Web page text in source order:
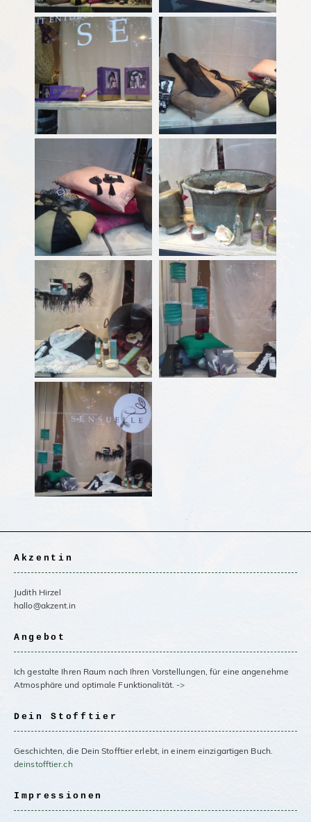
Akzentin
Judith Hirzel
hallo@akzent.in
Angebot
Ich gestalte Ihren Raum nach Ihren Vorstellungen, für eine angenehme
Atmosphäre und optimale Funktionalität. ->
Dein Stofftier
Geschichten, die Dein Stofftier erlebt, in einem einzigartigen Buch.
deinstofftier.ch
Impressionen